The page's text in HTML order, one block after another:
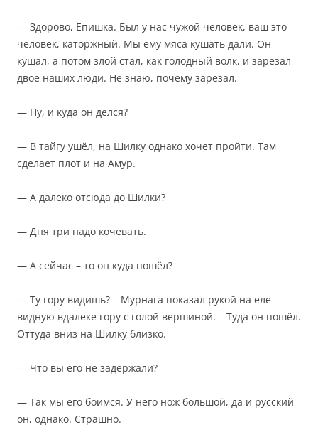
— Здорово, Епишка. Был у нас чужой человек, ваш это
человек, каторжный. Мы ему мяса кушать дали. Он
кушал, а потом злой стал, как голодный волк, и зарезал
двое наших люди. Не знаю, почему зарезал.
— Ну, и куда он делся?
— В тайгу ушёл, на Шилку однако хочет пройти. Там
сделает плот и на Амур.
— А далеко отсюда до Шилки?
— Дня три надо кочевать.
— А сейчас – то он куда пошёл?
— Ту гору видишь? – Мурнага показал рукой на еле
видную вдалеке гору с голой вершиной. – Туда он пошёл.
Оттуда вниз на Шилку близко.
— Что вы его не задержали?
— Так мы его боимся. У него нож большой, да и русский
он, однако. Страшно.